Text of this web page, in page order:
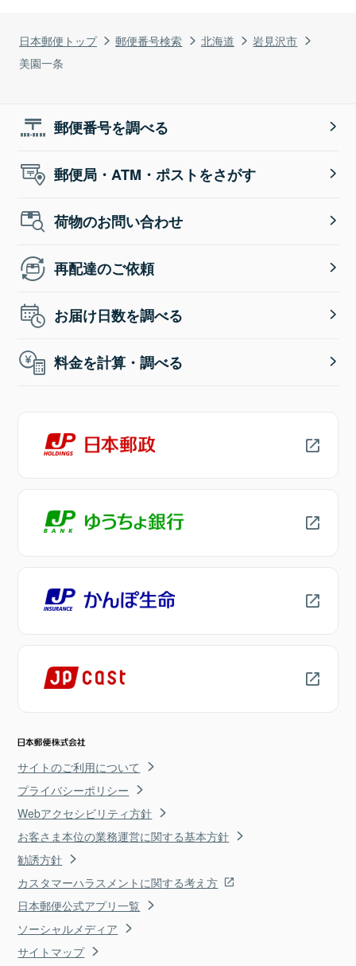
日本郵便トップ 郵便番号検索 北海道
岩見沢市
美園一条
郵便番号を調べる
郵便局・ATM・ポストをさがす
荷物のお問い合わせ
再配達のご依頼
お届け日数を調べる
料金を計算・調べる
サイトのご利用について
プライバシーポリシー
Webアクセシビリティ方針
お客さま本位の業務運営に関する基本方針
勧誘方針
カスタマーハラスメントに関する考え方
日本郵便公式アプリ一覧
ソーシャルメディア
サイトマップ